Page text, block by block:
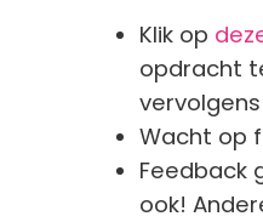
Klik op
opdracht
Wacht op
Feedback
ook!